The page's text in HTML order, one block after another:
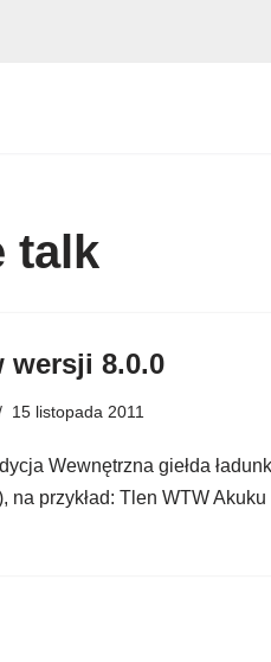
talk
wersji 8.0.0
15 listopada 2011
Wewnętrzna giełda
na przykład: Tlen WTW